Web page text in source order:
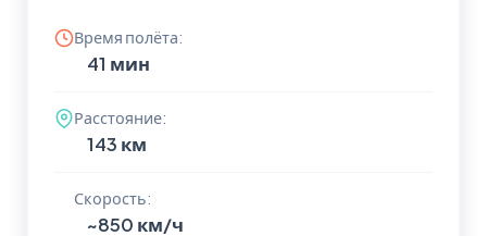
Время полёта:
41 мин
Расстояние:
143 км
Скорость:
~850 км/ч